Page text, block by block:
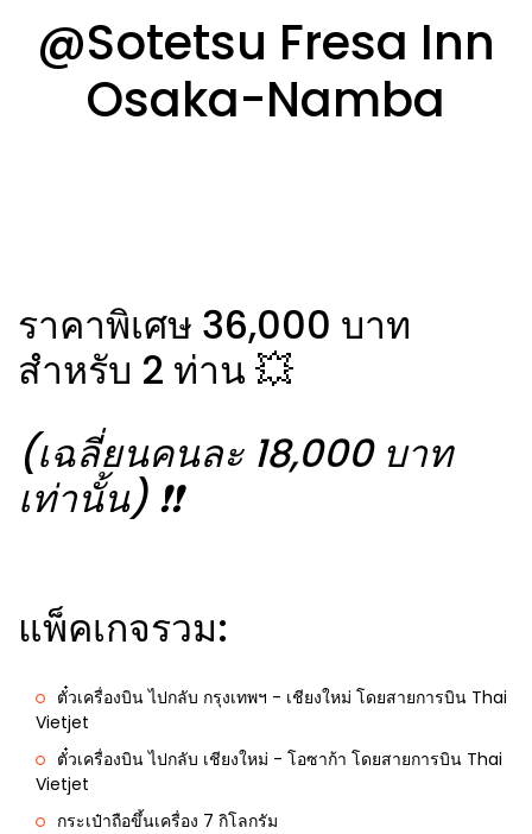
@Sotetsu Fresa Inn
Osaka-Namba
ราคาพิเศษ 36,000 บาท
สำหรับ 2 ท่าน 💥
(เฉลี่ยนคนละ 18,000 บาท
เท่านั้น) ❗️❗️
แพ็คเกจรวม:
ตั๋วเครื่องบิน ไปกลับ กรุงเทพฯ - เชียงใหม่ โดยสายการบิน Thai
Vietjet
ตั๋วเครื่องบิน ไปกลับ เชียงใหม่ - โอซาก้า โดยสายการบิน Thai
Vietjet
กระเป๋าถือขึ้นเครื่อง 7 กิโลกรัม